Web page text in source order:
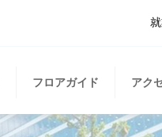
フロアガイド アク